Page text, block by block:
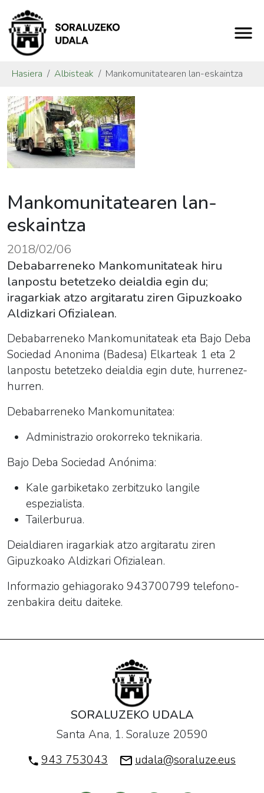
Hasiera Albisteak Mankomunitatearen lan-eskaintza
Mankomunitatearen lan-
eskaintza
2018/02/06
Debabarreneko Mankomunitateak hiru
lanpostu betetzeko deialdia egin du;
iragarkiak atzo argitaratu ziren Gipuzkoako
Aldizkari Ofizialean.
Debabarreneko Mankomunitateak eta Bajo Deba
Sociedad Anonima (Badesa) Elkarteak 1 eta 2
lanpostu betetzeko deialdia egin dute, hurrenez-
hurren.
Debabarreneko Mankomunitatea:
Administrazio orokorreko teknikaria.
Bajo Deba Sociedad Anónima:
Kale garbiketako zerbitzuko langile
espezialista.
Tailerburua.
Deialdiaren iragarkiak atzo argitaratu ziren
Gipuzkoako Aldizkari Ofizialean.
Informazio gehiagorako 943700799 telefono-
zenbakira deitu daiteke.
SORALUZEKO UDALA
Santa Ana, 1. Soraluze 20590
943 753043
udala@soraluze.eus